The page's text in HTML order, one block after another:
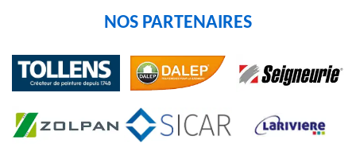
NOS PARTENAIRES